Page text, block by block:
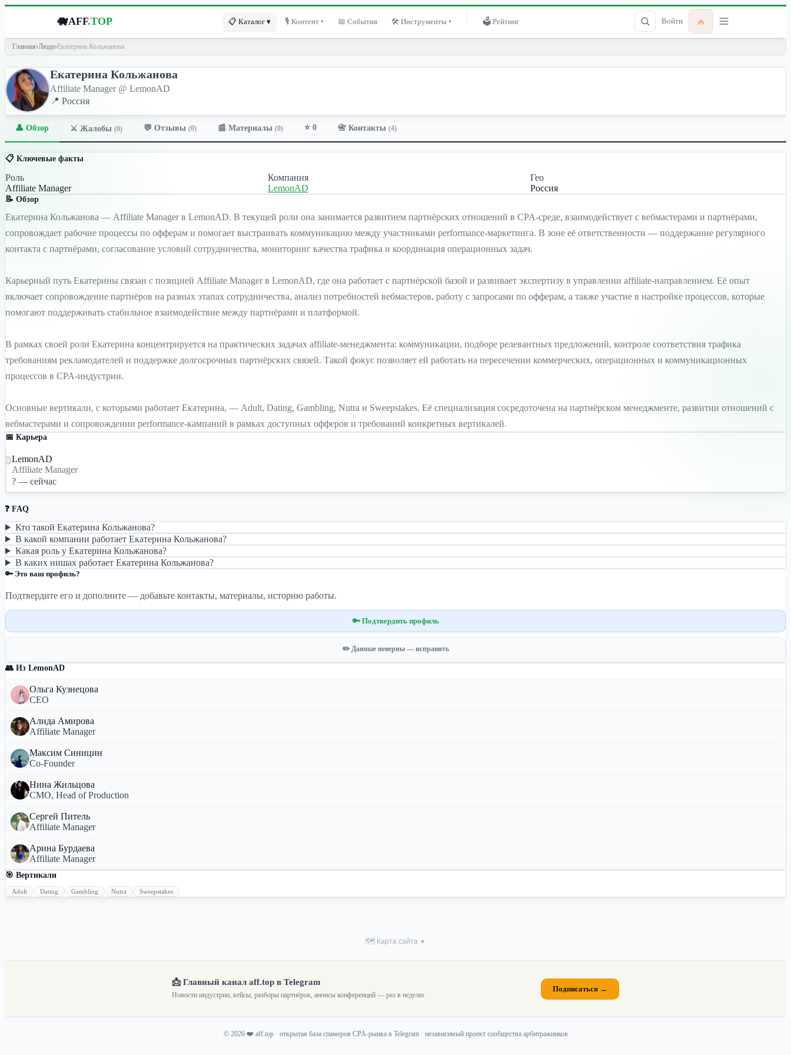
🐗AFF.TOP 📋 Каталог ▾ 🎙 Контент ▾ 📅 События 🛠 Инструменты ▾ 🗳 Рейтинг Войти 🔥
Главная›Люди› Екатерина Кольжанова
Екатерина Кольжанова
Affiliate Manager @ LemonAD
📍 Россия
👤 Обзор ⚔️ Жалобы (0) 💬 Отзывы (0) 📰 Материалы (0) ⭐ 0 📇 Контакты (4)
📋 Ключевые факты
Роль
Affiliate Manager
Компания
LemonAD
Гео
Россия
📝 Обзор
Екатерина Кольжанова — Affiliate Manager в LemonAD. В текущей роли она занимается развитием партнёрских отношений в CPA-среде, взаимодействует с вебмастерами и партнёрами,
сопровождает рабочие процессы по офферам и помогает выстраивать коммуникацию между участниками performance-маркетинга. В зоне её ответственности — поддержание регулярного
контакта с партнёрами, согласование условий сотрудничества, мониторинг качества трафика и координация операционных задач.
Карьерный путь Екатерины связан с позицией Affiliate Manager в LemonAD, где она работает с партнёрской базой и развивает экспертизу в управлении affiliate-направлением. Её опыт
включает сопровождение партнёров на разных этапах сотрудничества, анализ потребностей вебмастеров, работу с запросами по офферам, а также участие в настройке процессов, которые
помогают поддерживать стабильное взаимодействие между партнёрами и платформой.
В рамках своей роли Екатерина концентрируется на практических задачах affiliate-менеджмента: коммуникации, подборе релевантных предложений, контроле соответствия трафика
требованиям рекламодателей и поддержке долгосрочных партнёрских связей. Такой фокус позволяет ей работать на пересечении коммерческих, операционных и коммуникационных
процессов в CPA-индустрии.
Основные вертикали, с которыми работает Екатерина, — Adult, Dating, Gambling, Nutra и Sweepstakes. Её специализация сосредоточена на партнёрском менеджменте, развитии отношений с
вебмастерами и сопровождении performance-кампаний в рамках доступных офферов и требований конкретных вертикалей.
📅 Карьера
LemonAD
Affiliate Manager
? — сейчас
❓ FAQ
Кто такой Екатерина Кольжанова?
В какой компании работает Екатерина Кольжанова?
Какая роль у Екатерина Кольжанова?
В каких нишах работает Екатерина Кольжанова?
🔑 Это ваш профиль?
Подтвердите его и дополните — добавьте контакты, материалы, историю работы.
🔑 Подтвердить профиль
✏️ Данные неверны — исправить
👥 Из LemonAD
Ольга Кузнецова
CEO
Алида Амирова
Affiliate Manager
Максим Синицин
Co-Founder
Нина Жильцова
CMO, Head of Production
Сергей Питель
Affiliate Manager
Арина Бурдаева
Affiliate Manager
🎯 Вертикали
Adult Dating Gambling Nutra Sweepstakes
🗺 Карта сайта ▼
📩 Главный канал aff.top в Telegram
Новости индустрии, кейсы, разборы партнёрок, анонсы конференций — раз в неделю
Подписаться →
© 2026 ❤️ aff.top · открытая база спамеров CPA-рынка в Telegram · независимый проект сообщества арбитражников